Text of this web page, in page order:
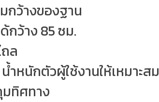
กว้างของฐาน
กว้าง 85 ซม.
ล
หนักตัวผู้ใช้งานให้เหมาะสม
ทิศทาง